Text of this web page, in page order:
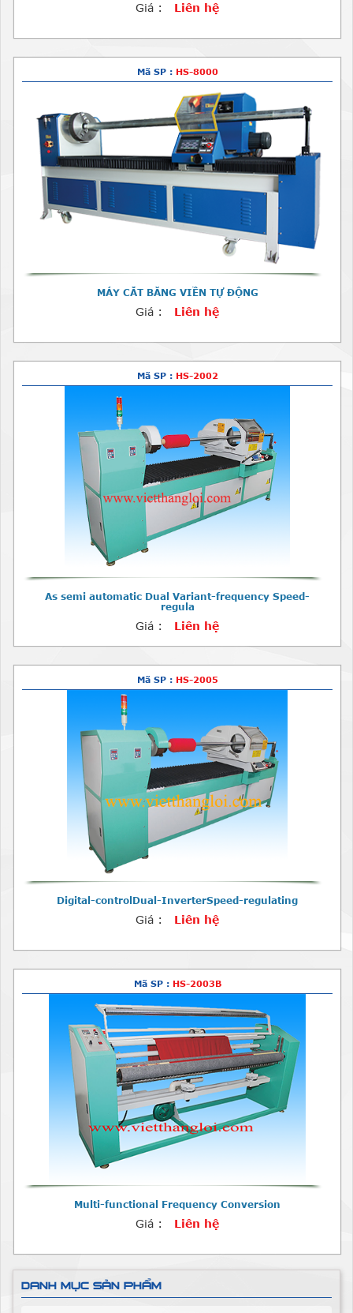
Giá : Liên hệ
Mã SP : HS-8000
MÁY CẮT BĂNG VIỀN TỰ ĐỘNG
Giá : Liên hệ
Mã SP : HS-2002
As semi automatic Dual Variant-frequency Speed-
regula
Giá : Liên hệ
Mã SP : HS-2005
Digital-controlDual-InverterSpeed-regulating
Giá : Liên hệ
Mã SP : HS-2003B
Multi-functional Frequency Conversion
Giá : Liên hệ
DANH MỤC SẢN PHẨM